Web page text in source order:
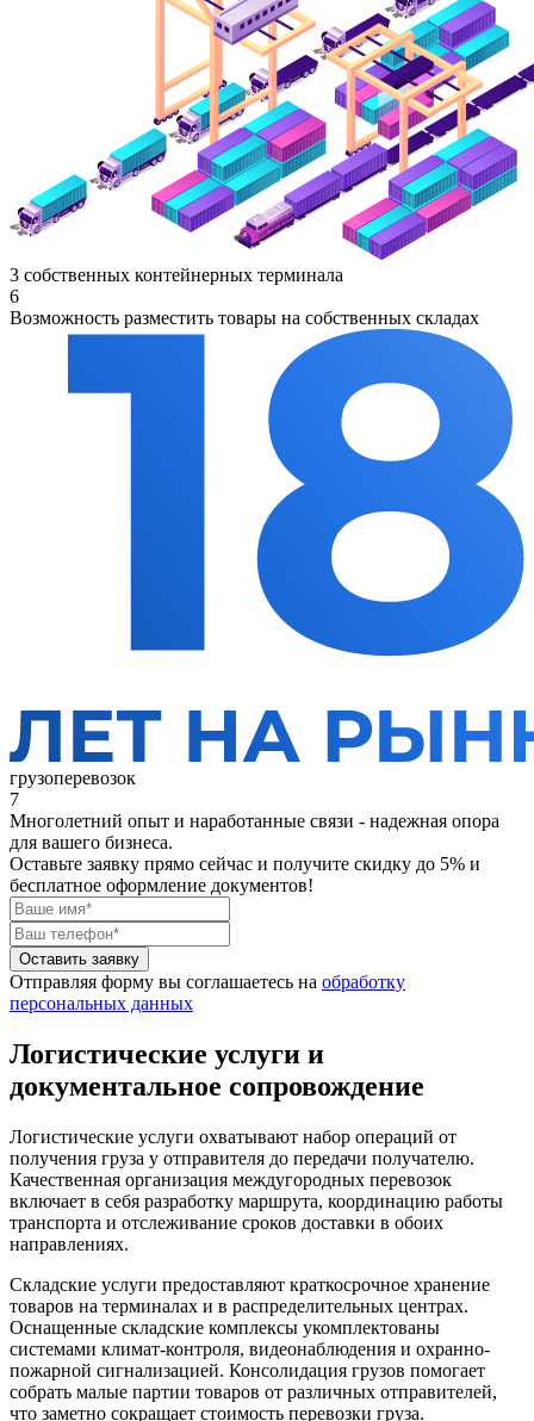
3 собственных контейнерных терминала
6
Возможность разместить товары на собственных складах
грузоперевозок
7
Многолетний опыт и наработанные связи - надежная опора
для вашего бизнеса.
Оставьте заявку прямо сейчас и получите скидку до 5% и
бесплатное оформление документов!
Оставить заявку
Отправляя форму вы соглашаетесь на обработку
персональных данных
Логистические услуги и
документальное сопровождение
Логистические услуги охватывают набор операций от
получения груза у отправителя до передачи получателю.
Качественная организация междугородных перевозок
включает в себя разработку маршрута, координацию работы
транспорта и отслеживание сроков доставки в обоих
направлениях.
Складские услуги предоставляют краткосрочное хранение
товаров на терминалах и в распределительных центрах.
Оснащенные складские комплексы укомплектованы
системами климат-контроля, видеонаблюдения и охранно-
пожарной сигнализацией. Консолидация грузов помогает
собрать малые партии товаров от различных отправителей,
что заметно сокращает стоимость перевозки груза.